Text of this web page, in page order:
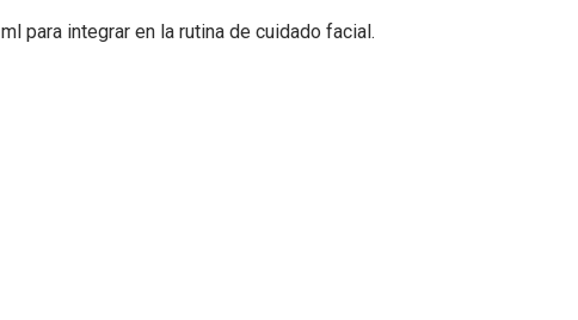
para integrar en la rutina de cuidado facial.